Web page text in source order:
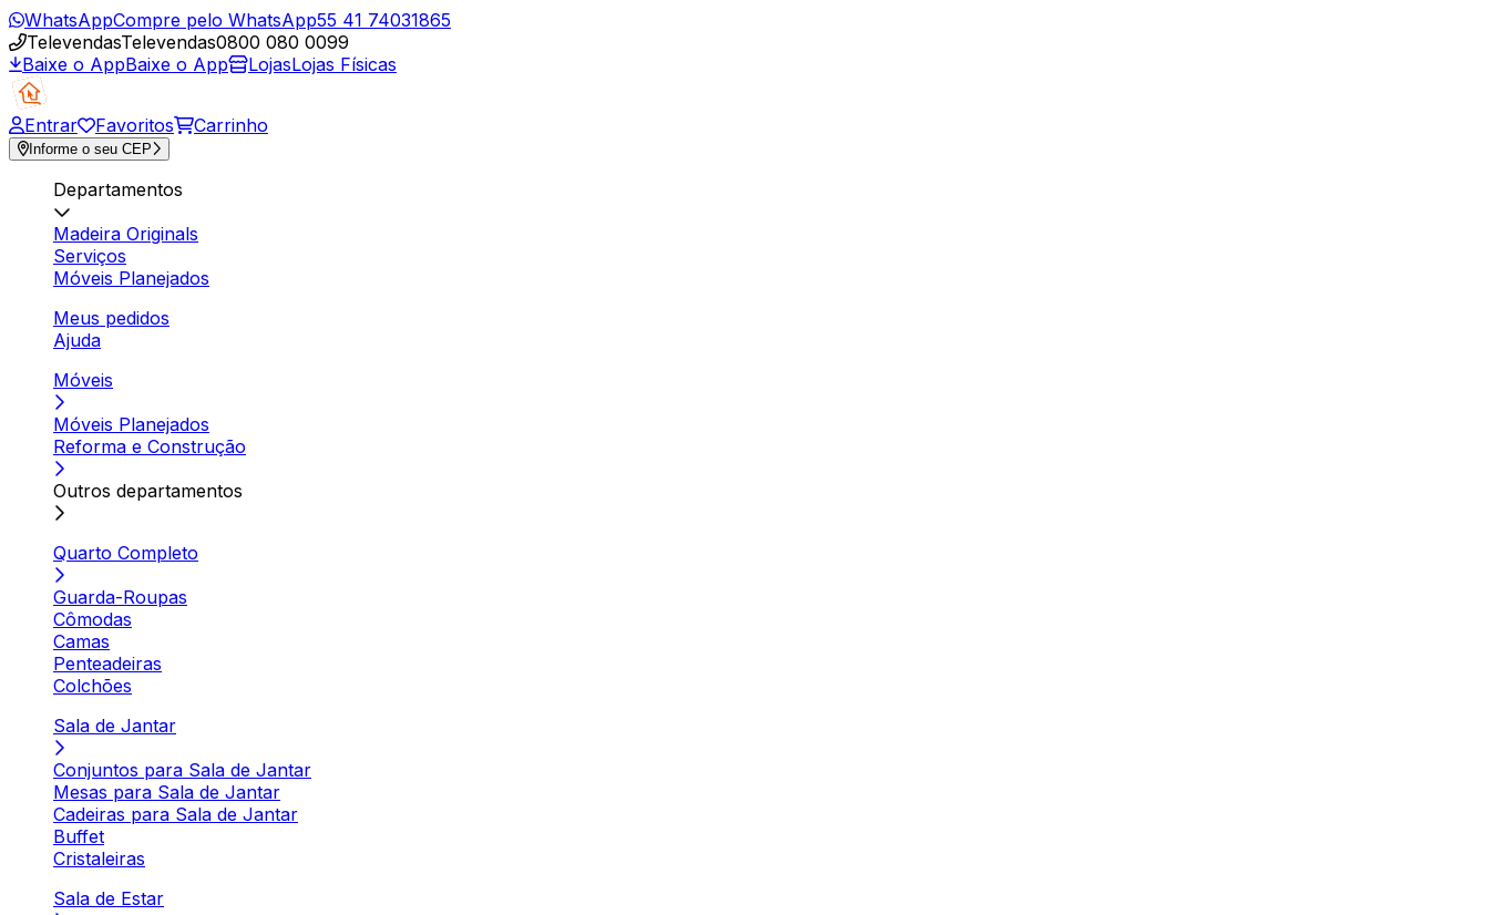
WhatsAppCompre pelo WhatsApp55 41 74031865
TelevendasTelevendas0800 080 0099
Baixe o AppBaixe o App LojasLojas Físicas
Entrar Favoritos Carrinho
Informe o seu CEP
Departamentos
Madeira Originals
Serviços
Móveis Planejados
Meus pedidos
Ajuda
Móveis
Móveis Planejados
Reforma e Construção
Outros departamentos
Quarto Completo
Guarda-Roupas
Cômodas
Camas
Penteadeiras
Colchões
Sala de Jantar
Conjuntos para Sala de Jantar
Mesas para Sala de Jantar
Cadeiras para Sala de Jantar
Buffet
Cristaleiras
Sala de Estar